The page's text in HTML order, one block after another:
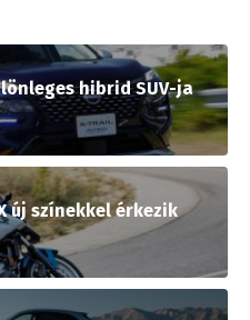
hibrid SUV-ja
új színekkel érkezik